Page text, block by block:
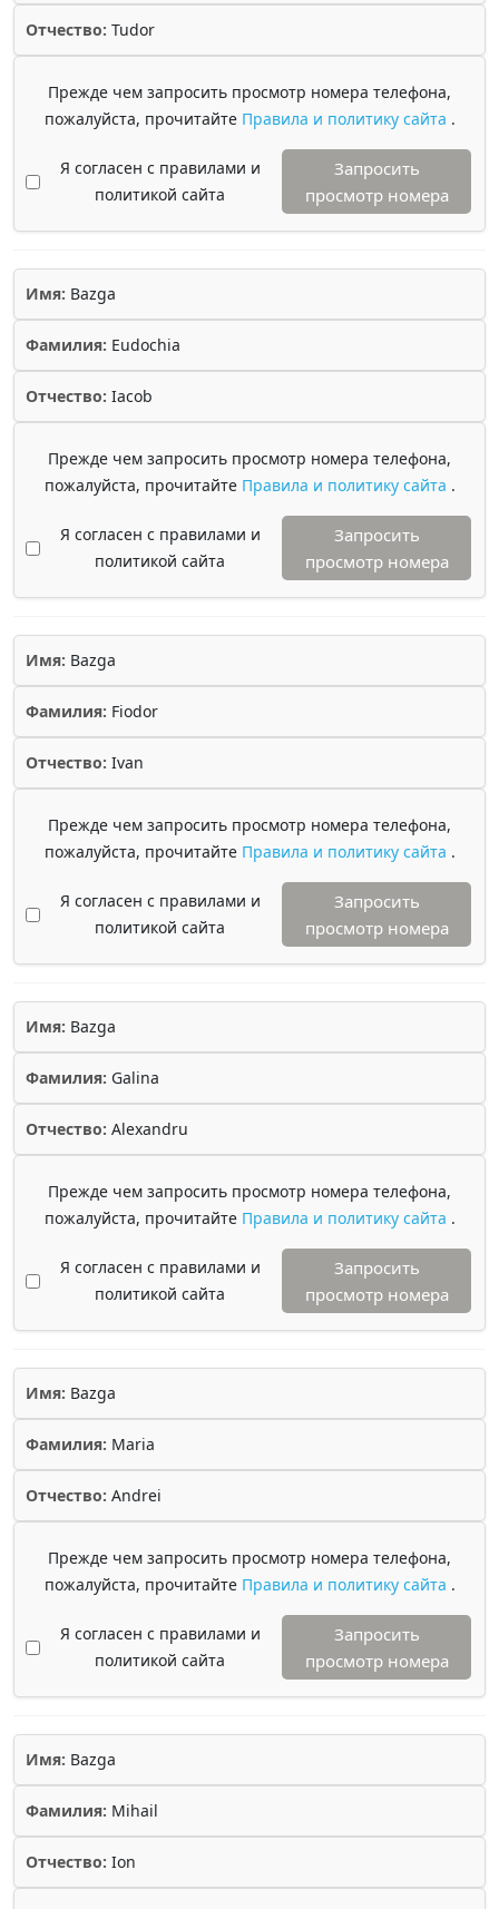
Отчество: Tudor
Прежде чем запросить просмотр номера телефона,
пожалуйста, прочитайте Правила и политику сайта .
Я согласен с правилами и
политикой сайта
Запросить
просмотр номера
Имя: Bazga
Фамилия: Eudochia
Отчество: Iacob
Прежде чем запросить просмотр номера телефона,
пожалуйста, прочитайте Правила и политику сайта .
Я согласен с правилами и
политикой сайта
Запросить
просмотр номера
Имя: Bazga
Фамилия: Fiodor
Отчество: Ivan
Прежде чем запросить просмотр номера телефона,
пожалуйста, прочитайте Правила и политику сайта .
Я согласен с правилами и
политикой сайта
Запросить
просмотр номера
Имя: Bazga
Фамилия: Galina
Отчество: Alexandru
Прежде чем запросить просмотр номера телефона,
пожалуйста, прочитайте Правила и политику сайта .
Я согласен с правилами и
политикой сайта
Запросить
просмотр номера
Имя: Bazga
Фамилия: Maria
Отчество: Andrei
Прежде чем запросить просмотр номера телефона,
пожалуйста, прочитайте Правила и политику сайта .
Я согласен с правилами и
политикой сайта
Запросить
просмотр номера
Имя: Bazga
Фамилия: Mihail
Отчество: Ion